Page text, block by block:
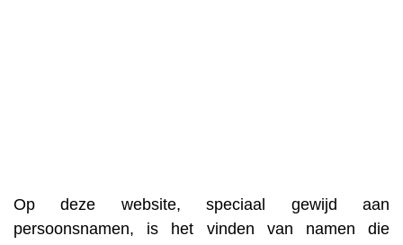
Op deze website, speciaal gewijd aan
persoonsnamen, is het vinden van namen die